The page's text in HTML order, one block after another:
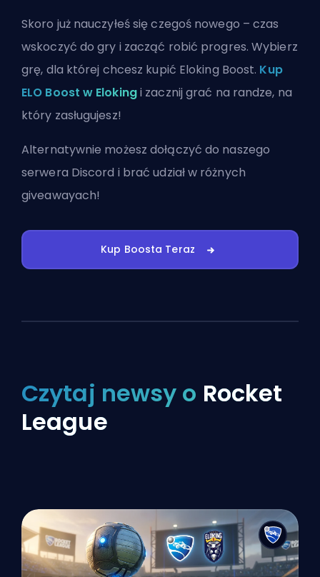
Skoro już nauczyłeś się czegoś nowego – czas
wskoczyć do gry i zacząć robić progres. Wybierz
grę, dla której chcesz kupić Eloking Boost. Kup
ELO Boost w Elokingi zacznij grać na randze, na
który zasługujesz!
Alternatywnie możeszdołączyć do naszego
serwera Discord i brać udział w różnych
giveawayach!
Kup Boosta Teraz
Czytaj newsy o Rocket
League